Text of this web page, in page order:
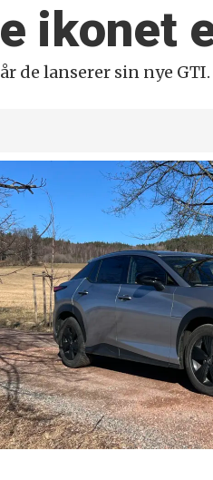
ikonet
de lanserer sin nye GTI.